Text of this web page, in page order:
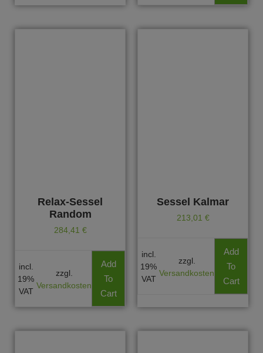
Relax-Sessel
Random
284,41 €
incl.
19%
VAT
zzgl.
Versandkosten
Add
To
Cart
Sessel Kalmar
213,01 €
incl.
19%
VAT
zzgl.
Versandkosten
Add
To
Cart